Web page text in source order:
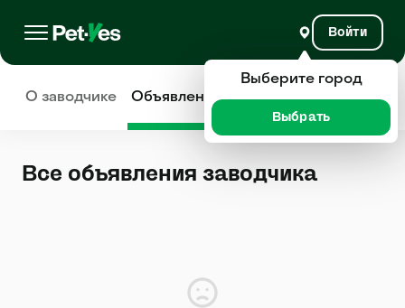
Войти
О заводчике Объявления Отзывы
Все объявления заводчика
Выберите город
Выбрать